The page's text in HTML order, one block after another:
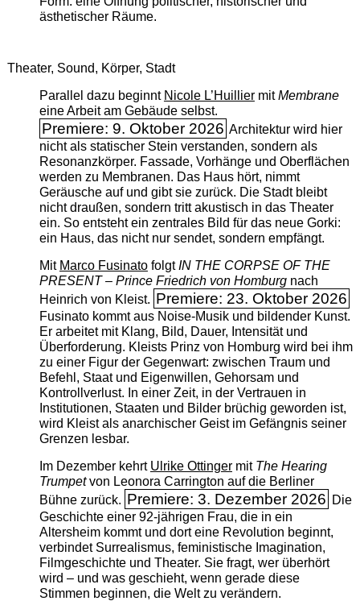
ästhetischer Räume.
Theater, Sound, Körper, Stadt
Parallel dazu beginnt Nicole L’Huilliermit ­Membrane
eine Arbeit am Gebäude selbst.
Premiere: 9. Oktober 2026 Architektur wird hier
nicht als statischer Stein verstanden, sondern als
Resonanzkörper. Fassade, Vorhänge und Oberflächen
werden zu Membranen. Das Haus hört, nimmt
Geräusche auf und gibt sie zurück. Die Stadt bleibt
nicht draußen, sondern tritt akustisch in das Theater
ein. So entsteht ein zentrales Bild für das neue Gorki:
ein Haus, das nicht nur sendet, sondern empfängt.
Mit Marco FusinatofolgtIN THE CORPSE OF THE
PRESENT – Prince Friedrich von Homburgnach
Heinrich von Kleist. Premiere: 23. Oktober 2026
Fusinato kommt aus Noise-Musik und bildender Kunst.
Er arbeitet mit Klang, Bild, Dauer, Intensität und
Überforderung. Kleists Prinz von Homburg wird bei ihm
zu einer Figur der Gegenwart: zwischen Traum und
Befehl, Staat und Eigenwillen, Gehorsam und
Kontrollverlust. In einer Zeit, in der Vertrauen in
Institutionen, Staaten und Bilder brüchig geworden ist,
wird Kleist als anarchischer Geist im Gefängnis seiner
Grenzen lesbar.
Im Dezember kehrt Ulrike Ottingermit The ­Hearing
Trumpetvon Leonora Carrington auf die Berliner
Bühne zurück. Premiere: 3. Dezember 2026 Die
Geschichte einer 92-jährigen Frau, die in ein
Altersheim kommt und dort eine Revolution beginnt,
verbindet Surrealismus, feministische Imagination,
Filmgeschichte und Theater. Sie fragt, wer überhört
wird – und was geschieht, wenn gerade diese
Stimmen beginnen, die Welt zu verändern.